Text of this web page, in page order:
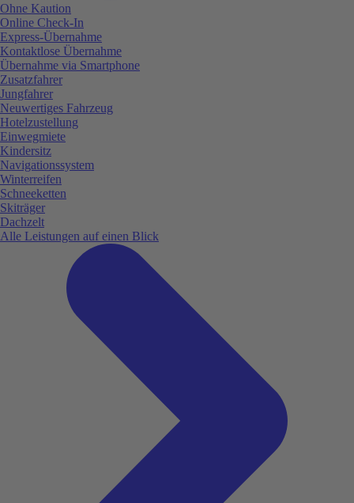
Ohne Kaution
Online Check-In
Express-Übernahme
Kontaktlose Übernahme
Übernahme via Smartphone
Zusatzfahrer
Jungfahrer
Neuwertiges Fahrzeug
Hotelzustellung
Einwegmiete
Kindersitz
Navigationssystem
Winterreifen
Schneeketten
Skiträger
Dachzelt
Alle Leistungen auf einen Blick